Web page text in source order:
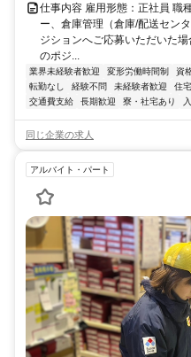
仕事内容 雇用形態：正社員 職
ー、倉庫管理（倉庫/配送セン
ジションへご応募いただいた
のポジ...
業界未経験者歓迎 変形労働時間制 資
転勤なし
経験不問 未経験者歓迎 住
交通費支給
長期歓迎 寮・社宅あり
同じ企業の求人
アルバイト・パート